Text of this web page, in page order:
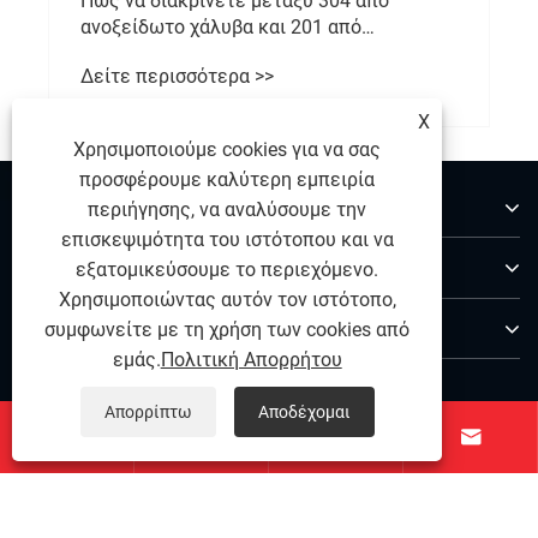
ανοξείδωτο χάλυβα και 201 από
Δείτε περισσότερα >>
Σχετικά με εμάς
Προϊόντα
Επικοινωνήστε μαζί μας
 
X
Χρησιμοποιούμε cookies για να σας
προσφέρουμε καλύτερη εμπειρία
περιήγησης, να αναλύσουμε την
επισκεψιμότητα του ιστότοπου και να
εξατομικεύσουμε το περιεχόμενο.
Χρησιμοποιώντας αυτόν τον ιστότοπο,
συμφωνείτε με τη χρήση των cookies από
εμάς.Πολιτική Απορρήτου
Απορρίπτω Αποδέχομαι